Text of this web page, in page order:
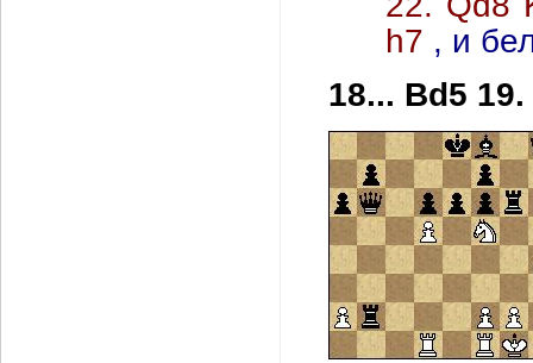
h7 , и
18... Bd5